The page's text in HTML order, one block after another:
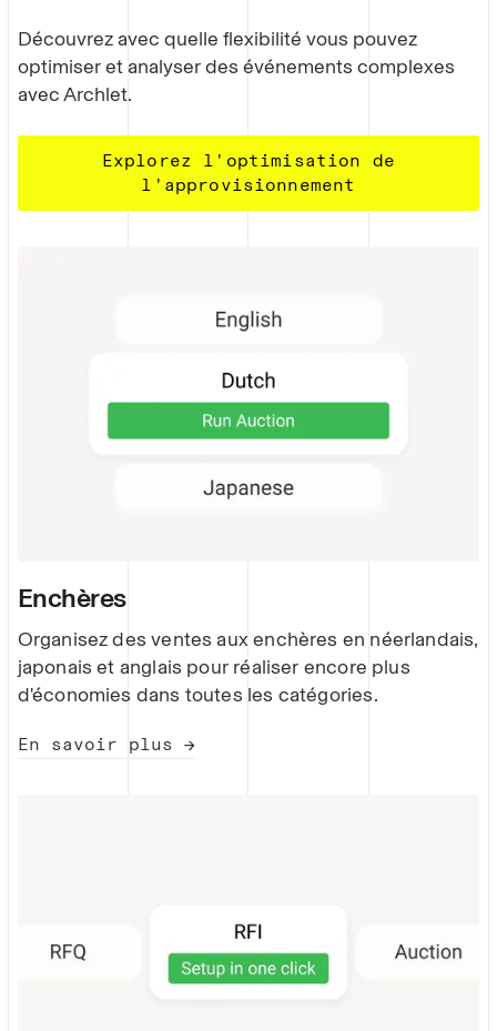
Découvrez avec quelle flexibilité vous pouvez
optimiser et analyser des événements complexes
avec Archlet.
Explorez l'optimisation de
l'approvisionnement
Enchères
Organisez des ventes aux enchères en néerlandais,
japonais et anglais pour réaliser encore plus
d'économies dans toutes les catégories.
En savoir plus →